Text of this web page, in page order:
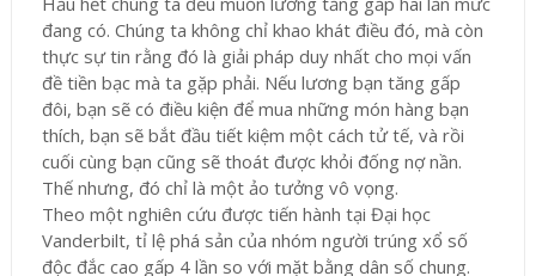
đang có. Chúng ta không chỉ khao khát điều đó, mà còn
thực sự tin rằng đó là giải pháp duy nhất cho mọi vấn
đề tiền bạc mà ta gặp phải. Nếu lương bạn tăng gấp
đôi, bạn sẽ có điều kiện để mua những món hàng bạn
thích, bạn sẽ bắt đầu tiết kiệm một cách tử tế, và rồi
cuối cùng bạn cũng sẽ thoát được khỏi đống nợ nần.
Thế nhưng, đó chỉ là một ảo tưởng vô vọng.
Theo một nghiên cứu được tiến hành tại Đại học
Vanderbilt, tỉ lệ phá sản của nhóm người trúng xổ số
độc đắc cao gấp 4 lần so với mặt bằng dân số chung.